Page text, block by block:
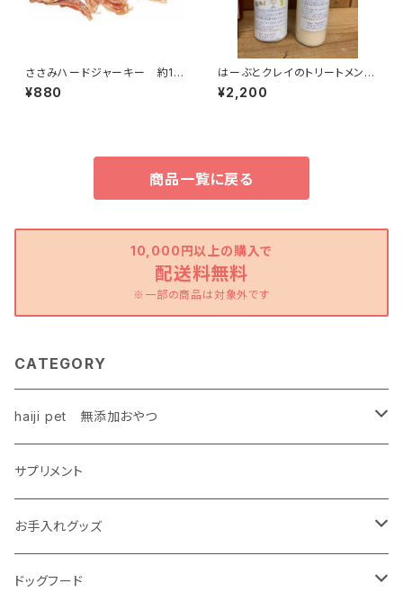
ささみハードジャーキー 約11
0g
¥880
はーぶとクレイのトリートメン
ト 200ml
¥2,200
商品一覧に戻る
10,000円以上の購入で
配送料無料
※一部の商品は対象外です
CATEGORY
haiji pet 無添加おやつ
鶏
ハードタイプ
ソフトタイプ
お魚
ハードタイプ
牛・豚
サプリメント
お手入れグッズ
無添加シャンプー
ドッグフード